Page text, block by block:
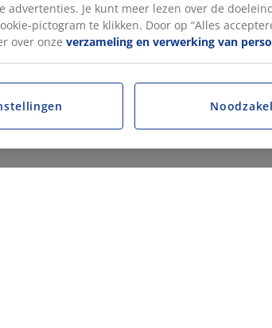
advertenties. Je kunt meer lezen over de
pictogram te klikken. Door op “Alles
over onze verzameling en verwerking van